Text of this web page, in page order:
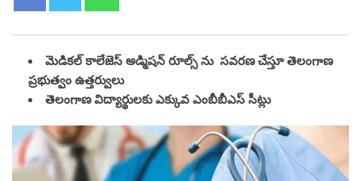
మెడికల్ కాలేజెస్ అడ్మిషన్ రూల్స్ ను సవరణ చేస్తూ తెలంగాణ
ప్రభుత్వం ఉత్తర్వులు
తెలంగాణ విద్యార్థులకు ఎక్కువ ఎంబీబీఎస్ సీట్లు